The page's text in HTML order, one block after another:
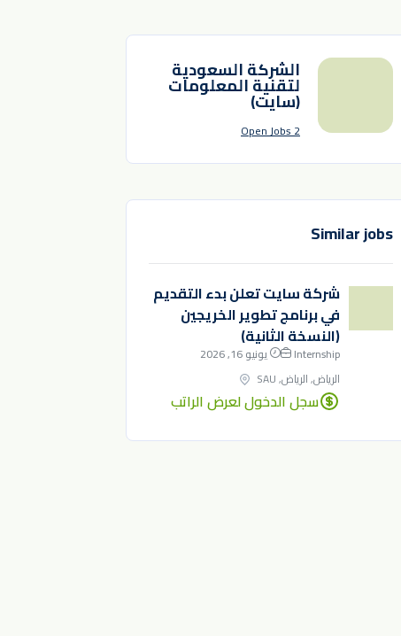
الشركة السعودية
لتقنية المعلومات
(سايت)
2 Open Jobs
Similar jobs
شركة سايت تعلن بدء التقديم
في برنامج تطوير الخريجين
(النسخة الثانية)
Internship
يونيو 16, 2026
الرياض, الرياض, SAU
سجل الدخول لعرض الراتب